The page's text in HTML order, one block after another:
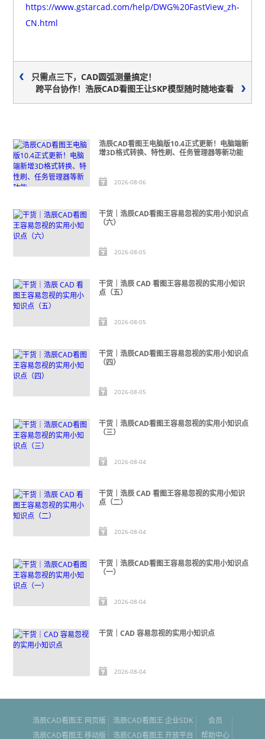
https://www.gstarcad.com/help/DWG%20FastView_zh-
CN.html
只需点三下，CAD圆弧测量搞定！
跨平台协作！浩辰CAD看图王让SKP模型随时随地查看
浩辰CAD看图王电脑版10.4正式更新！电脑端新
增3D格式转换、特性刷、任务管理器等新功能
2026-08-06
干货｜浩辰CAD看图王容易忽视的实用小知识点
（六）
2026-08-05
干货｜浩辰 CAD 看图王容易忽视的实用小知识
点（五）
2026-08-05
干货｜浩辰CAD看图王容易忽视的实用小知识点
（四）
2026-08-05
干货｜浩辰CAD看图王容易忽视的实用小知识点
（三）
2026-08-04
干货｜浩辰 CAD 看图王容易忽视的实用小知识
点（二）
2026-08-04
干货｜浩辰CAD看图王容易忽视的实用小知识点
（一）
2026-08-04
干货｜CAD 容易忽视的实用小知识点
2026-08-04
浩辰CAD看图王 网页版
浩辰CAD看图王 移动版
浩辰CAD看图王 企业SDK
浩辰CAD看图王 开放平台
会员
帮助中心